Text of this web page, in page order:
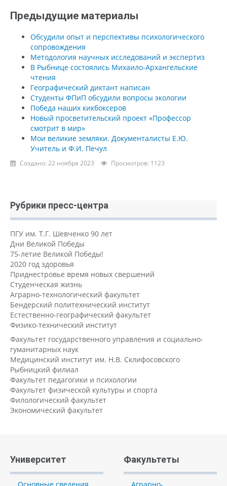
Предыдущие материалы
Обсудили опыт и перспективы психологического
сопровождения
Методология научных исследований и экспертиз
В Рыбнице состоялись Михаило-Архангельские
чтения
Географический диктант написан
Студенты ФПиП обсудили вопросы экологии
Победа наших кикбоксеров
Новый просветительский проект «Профессор
смотрит в мир»
Мои великие земляки. Документалисты Е.Ю.
Учитель и Ф.И. Печул
Создано: 22 ноября 2023 Просмотров: 1123
Рубрики пресс-центра
ПГУ им. Т.Г. Шевченко 90 лет
Дни Великой Победы
75-летие Великой Победы!
2020 год здоровья
Приднестровье время новых свершений
Студенческая жизнь
Аграрно-технологический факультет
Бендерский политехнический институт
Естественно-географический факультет
Физико-технический институт
Факультет государственного управления и социально-
гуманитарных наук
Медицинский институт им. Н.В. Склифосовского
Рыбницкий филиал
Факультет педагогики и психологии
Факультет физической культуры и спорта
Филологический факультет
Экономический факультет
Университет
Основные сведения
Факультеты
Аграрно-